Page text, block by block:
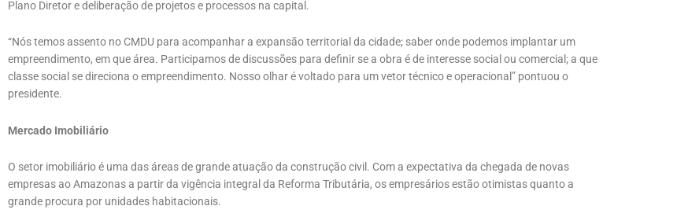
Plano Diretor e deliberação de projetos e processos na capital.
“Nós temos assento no CMDU para acompanhar a expansão territorial da cidade; saber onde podemos implantar um
empreendimento, em que área. Participamos de discussões para definir se a obra é de interesse social ou comercial; a que
classe social se direciona o empreendimento. Nosso olhar é voltado para um vetor técnico e operacional” pontuou o
presidente.
Mercado Imobiliário
O setor imobiliário é uma das áreas de grande atuação da construção civil. Com a expectativa da chegada de novas
empresas ao Amazonas a partir da vigência integral da Reforma Tributária, os empresários estão otimistas quanto a
grande procura por unidades habitacionais.